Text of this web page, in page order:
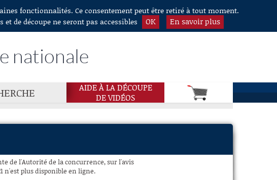
fonctionnalités. Ce consentement peut être retiré à tout moment.
de découpe ne seront pas accessibles
OK En savoir plus
nationale
AIDE À LA DÉCOUPE
DE VIDÉOS
de l'Autorité de la concurrence, sur l'avis
n'est plus disponible en ligne.